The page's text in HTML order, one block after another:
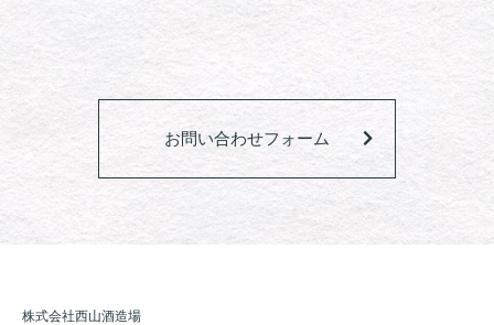
お問い合わせフォーム
株式会社西山酒造場